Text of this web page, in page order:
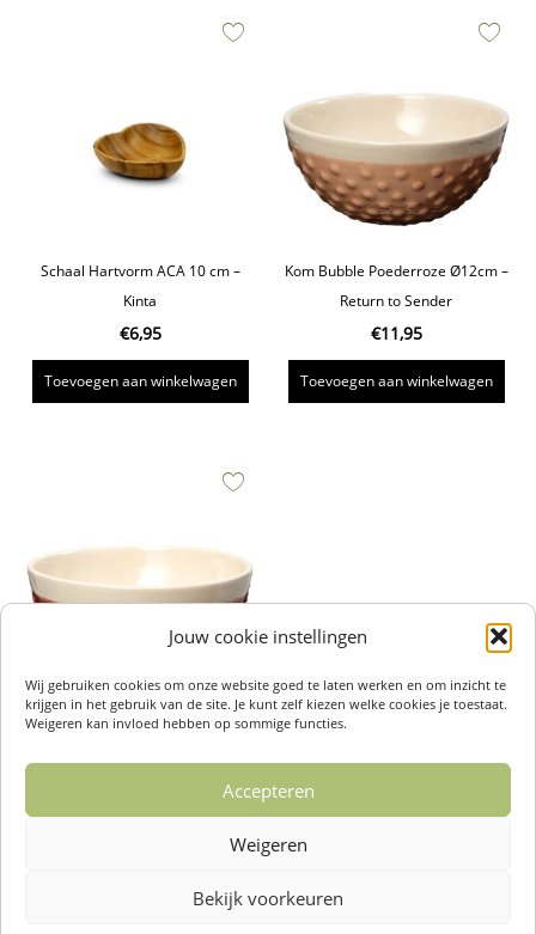
Jouw cookie instellingen
Wij gebruiken cookies om onze website goed te laten werken en om inzicht te
krijgen in het gebruik van de site. Je kunt zelf kiezen welke cookies je toestaat.
Weigeren kan invloed hebben op sommige functies.
Accepteren
Weigeren
Bekijk voorkeuren
Schaal Hartvorm ACA 10 cm –
Kinta
€6,95
Toevoegen aan winkelwagen
Kom Bubble Poederroze Ø12cm –
Return to Sender
€11,95
Toevoegen aan winkelwagen
Kom Bubble Steenrood Ø12cm –